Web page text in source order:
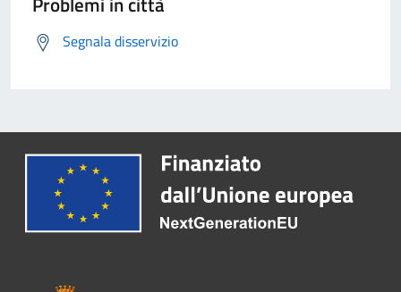
Segnala disservizio